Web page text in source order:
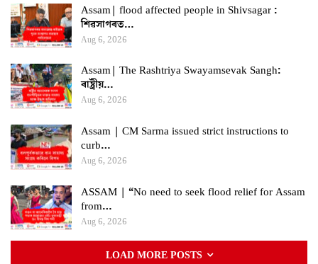
Assam| flood affected people in Shivsagar :
শিৱসাগৰত…
Aug 6, 2026
Assam| The Rashtriya Swayamsevak Sangh:
ৰাষ্ট্ৰীয়…
Aug 6, 2026
Assam | CM Sarma issued strict instructions to
curb…
Aug 6, 2026
ASSAM | “No need to seek flood relief for Assam
from…
Aug 6, 2026
LOAD MORE POSTS